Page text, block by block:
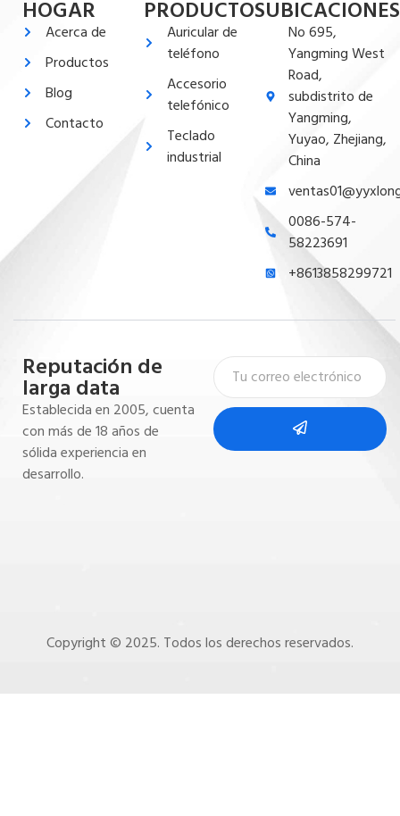
HOGAR
Acerca de
Productos
Blog
Contacto
PRODUCTOS
Auricular de
teléfono
Accesorio
telefónico
Teclado
industrial
UBICACIONES
No 695,
Yangming West
Road,
subdistrito de
Yangming,
Yuyao, Zhejiang,
China
0086-574-
58223691
+8613858299721
Reputación de
larga data
Establecida en 2005, cuenta
con más de 18 años de
sólida experiencia en
desarrollo.
Copyright © 2025. Todos los derechos reservados.